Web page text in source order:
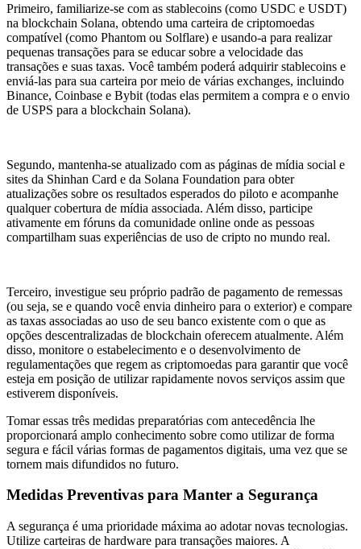
Primeiro, familiarize-se com as stablecoins (como USDC e USDT)
na blockchain Solana, obtendo uma carteira de criptomoedas
compatível (como Phantom ou Solflare) e usando-a para realizar
pequenas transações para se educar sobre a velocidade das
transações e suas taxas. Você também poderá adquirir stablecoins e
enviá-las para sua carteira por meio de várias exchanges, incluindo
Binance, Coinbase e Bybit (todas elas permitem a compra e o envio
de USPS para a blockchain Solana).
Segundo, mantenha-se atualizado com as páginas de mídia social e
sites da Shinhan Card e da Solana Foundation para obter
atualizações sobre os resultados esperados do piloto e acompanhe
qualquer cobertura de mídia associada. Além disso, participe
ativamente em fóruns da comunidade online onde as pessoas
compartilham suas experiências de uso de cripto no mundo real.
Terceiro, investigue seu próprio padrão de pagamento de remessas
(ou seja, se e quando você envia dinheiro para o exterior) e compare
as taxas associadas ao uso de seu banco existente com o que as
opções descentralizadas de blockchain oferecem atualmente. Além
disso, monitore o estabelecimento e o desenvolvimento de
regulamentações que regem as criptomoedas para garantir que você
esteja em posição de utilizar rapidamente novos serviços assim que
estiverem disponíveis.
Tomar essas três medidas preparatórias com antecedência lhe
proporcionará amplo conhecimento sobre como utilizar de forma
segura e fácil várias formas de pagamentos digitais, uma vez que se
tornem mais difundidos no futuro.
Medidas Preventivas para Manter a Segurança
A segurança é uma prioridade máxima ao adotar novas tecnologias.
Utilize carteiras de hardware para transações maiores. A